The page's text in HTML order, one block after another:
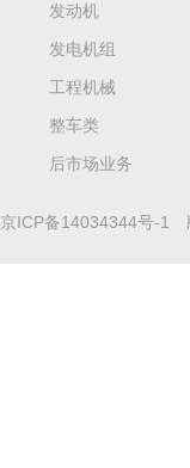
发动机
发电机组
工程机械
整车类
后市场业务
京ICP备14034344号-1